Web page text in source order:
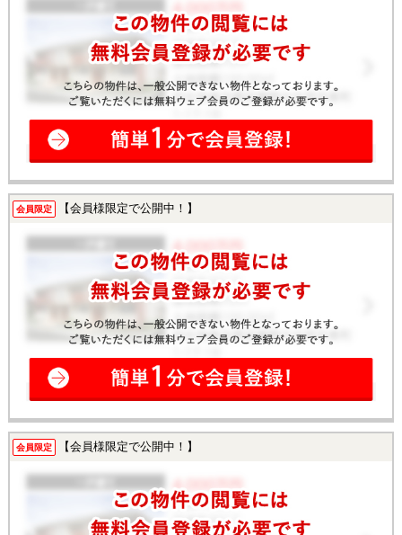
会員限定 【会員様限定で公開中！】
会員限定 【会員様限定で公開中！】